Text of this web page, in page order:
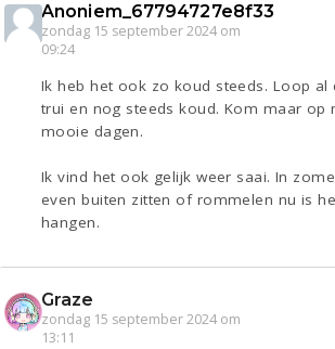
Anoniem_67794727e8f33
zondag 15 september 2024 om
09:24
Ik heb het ook zo koud steeds. Loop al
trui en nog steeds koud. Kom maar op
mooie dagen.
Ik vind het ook gelijk weer saai. In
even buiten zitten of rommelen nu is
hangen.
Graze
zondag 15 september 2024 om
13:11